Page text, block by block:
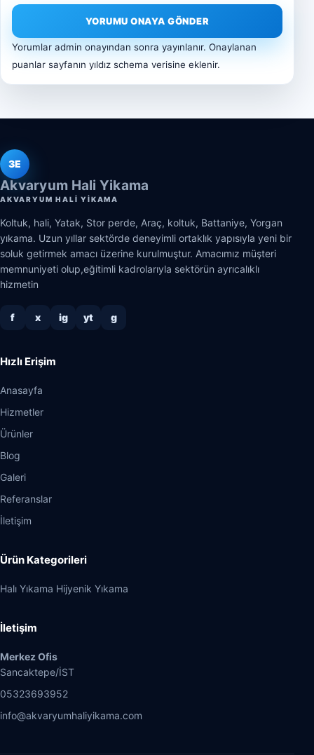
YORUMU ONAYA GÖNDER
Yorumlar admin onayından sonra yayınlanır. Onaylanan
puanlar sayfanın yıldız schema verisine eklenir.
3E
Akvaryum Hali Yikama
AKVARYUM HALI YIKAMA
Koltuk, hali, Yatak, Stor perde, Araç, koltuk, Battaniye, Yorgan
yıkama. Uzun yıllar sektörde deneyimli ortaklık yapısıyla yeni bir
soluk getirmek amacı üzerine kurulmuştur. Amacımız müşteri
memnuniyeti olup,eğitimli kadrolarıyla sektörün ayrıcalıklı
hizmetin
f x ig yt g
Hızlı Erişim
Anasayfa
Hizmetler
Ürünler
Blog
Galeri
Referanslar
İletişim
Ürün Kategorileri
Halı Yıkama Hijyenik Yıkama
İletişim
Merkez Ofis
Sancaktepe/İST
05323693952
info@akvaryumhaliyikama.com